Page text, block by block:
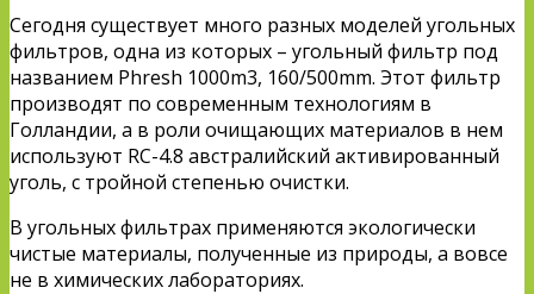
Сегодня существует много разных моделей угольных
фильтров, одна из которых – угольный фильтр под
названием Phresh 1000m3, 160/500mm. Этот фильтр
производят по современным технологиям в
Голландии, а в роли очищающих материалов в нем
используют RC-4.8 австралийский активированный
уголь, с тройной степенью очистки.
В угольных фильтрах применяются экологически
чистые материалы, полученные из природы, а вовсе
не в химических лабораториях.